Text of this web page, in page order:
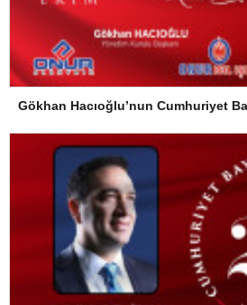
Gökhan Hacıoğlu’nun Cumhuriyet